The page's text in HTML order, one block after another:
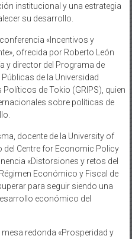
institucional y una estrategia
su desarrollo.
«Incentivos y
ofrecida por Roberto León
y director del Programa de
de la Universidad
de Tokio (GRIPS), quien
sobre políticas de
docente de la University of
del Centre for Economic Policy
«Distorsiones y retos del
Económico y Fiscal de
para seguir siendo una
económico del
redonda «Prosperidad y